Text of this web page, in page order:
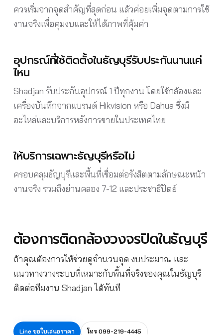
ควรเริ่มจากจุดสำคัญที่สุดก่อน แล้วค่อยเพิ่มจุดตามการใช้
งานจริงเพื่อคุมงบและให้ได้ภาพที่คุ้มค่า
อุปกรณ์ที่ใช้ติดตั้งในธัญบุรีรับประกันนานแค่
ไหน
Shadjan รับประกันอุปกรณ์ 1 ปีทุกงาน โดยใช้กล้องและ
เครื่องบันทึกจากแบรนด์ Hikvision หรือ Dahua ซึ่งมี
อะไหล่และบริการหลังการขายในประเทศไทย
ให้บริการเฉพาะธัญบุรีหรือไม่
ครอบคลุมธัญบุรีและพื้นที่เชื่อมต่อรังสิตตามลักษณะหน้า
งานจริง รวมถึงย่านคลอง 7-12 และประชาธิปัตย์
ต้องการติดกล้องวงจรปิดในธัญบุรี
ถ้าคุณต้องการให้ช่วยดูจำนวนจุด งบประมาณ และ
แนวทางวางระบบที่เหมาะกับพื้นที่จริงของคุณในธัญบุรี
ติดต่อทีมงาน Shadjan ได้ทันที
Line ขอใบเสนอราคา โทร 099-219-4445